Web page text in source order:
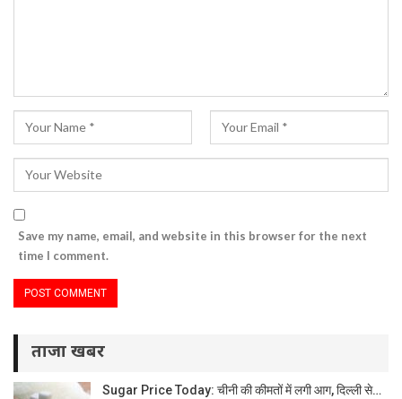
Save my name, email, and website in this browser for the next
time I comment.
ताजा खबर
Sugar Price Today: चीनी की कीमतों में लगी आग, दिल्ली से…